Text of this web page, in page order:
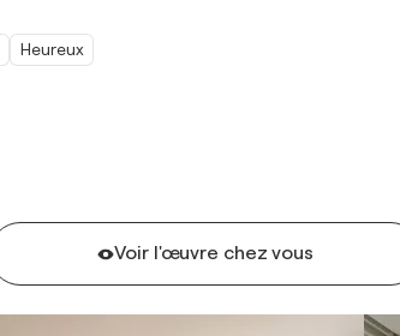
Voir l'œuvre chez vous
Heureux